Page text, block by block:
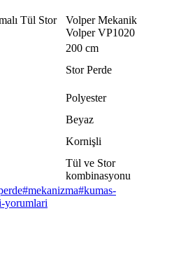
Tül Stor
Volper Mekanik
Volper VP1020
200 cm
Stor Perde
Polyester
Beyaz
Kornişli
Tül ve Stor
kombinasyonu
#mekanizma#kumas-
yorumlari